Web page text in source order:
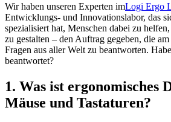
Wir haben unseren Experten imLogi Ergo
Entwicklungs- und Innovationslabor, das
spezialisiert hat, Menschen dabei zu
zu gestalten – den Auftrag gegeben, die
Fragen aus aller Welt zu beantworten.
beantwortet?
1. Was ist ergonomisches
Mäuse und Tastaturen?